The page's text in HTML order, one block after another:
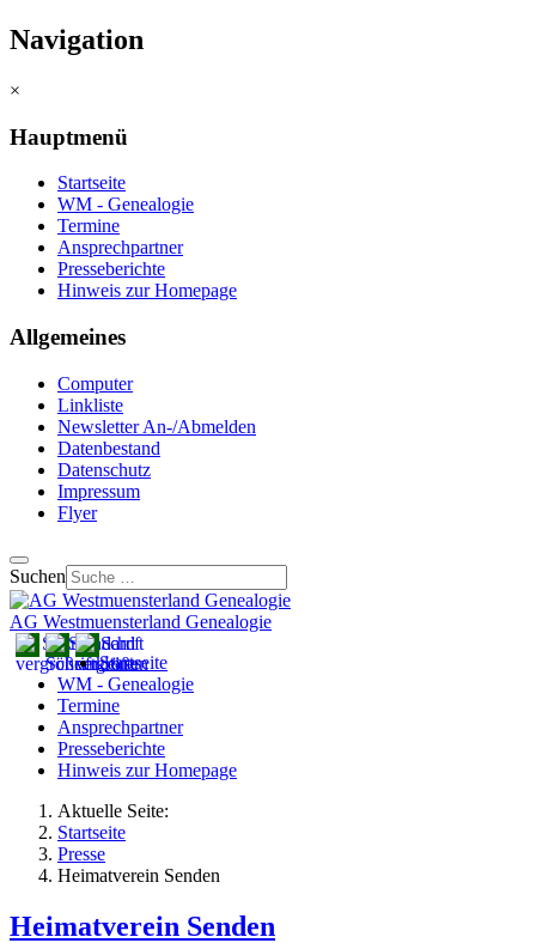
Navigation
×
Hauptmenü
Startseite
WM - Genealogie
Termine
Ansprechpartner
Presseberichte
Hinweis zur Homepage
Allgemeines
Computer
Linkliste
Newsletter An-/Abmelden
Datenbestand
Datenschutz
Impressum
Flyer
Suchen
AG Westmuensterland Genealogie
Startseite
WM - Genealogie
Termine
Ansprechpartner
Presseberichte
Hinweis zur Homepage
Aktuelle Seite:
Startseite
Presse
Heimatverein Senden
Heimatverein Senden